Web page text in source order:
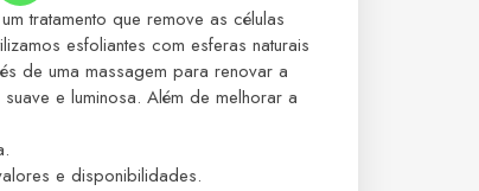
tratamento que remove as células
esfoliantes com esferas naturais
de uma massagem para renovar a
e luminosa. Além de melhorar a
e disponibilidades.